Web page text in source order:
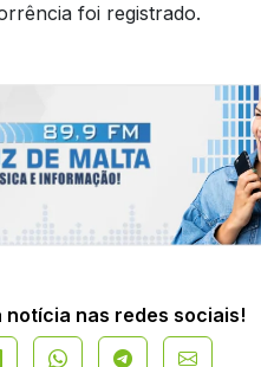
foi registrado.
notícia nas redes sociais!